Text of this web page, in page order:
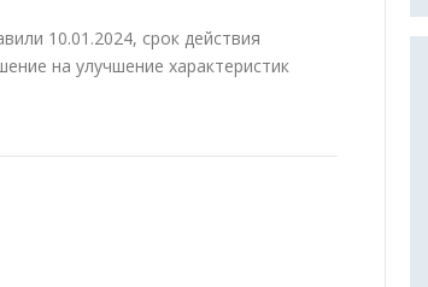
10.01.2024, срок действия
на улучшение характеристик